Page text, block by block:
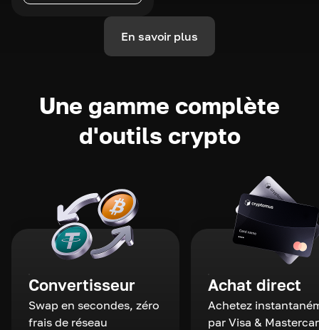
En savoir plus
Une gamme complète
d'outils crypto
Convertisseur
Swap en secondes, zéro
frais de réseau
Achat direct
Achetez
par Visa &